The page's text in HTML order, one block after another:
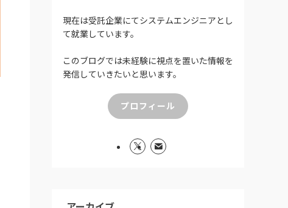
現在は受託企業にてシステムエンジニアとし
て就業しています。
このブログでは未経験に視点を置いた情報を
発信していきたいと思います。
プロフィール